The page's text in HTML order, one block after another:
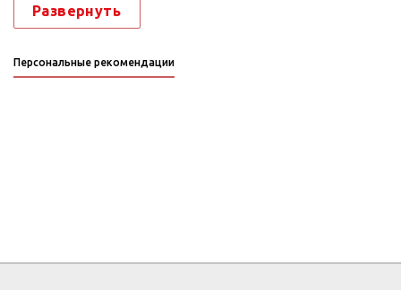
Развернуть
Персональные рекомендации